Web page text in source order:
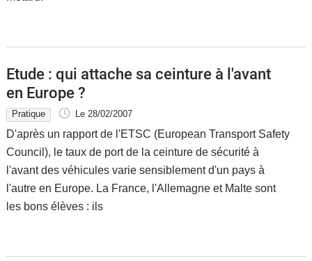
Etude : qui attache sa ceinture à l'avant
en Europe ?
Pratique Le 28/02/2007
D'après un rapport de l'ETSC (European Transport Safety
Council), le taux de port de la ceinture de sécurité à
l'avant des véhicules varie sensiblement d'un pays à
l'autre en Europe. La France, l'Allemagne et Malte sont
les bons élèves : ils